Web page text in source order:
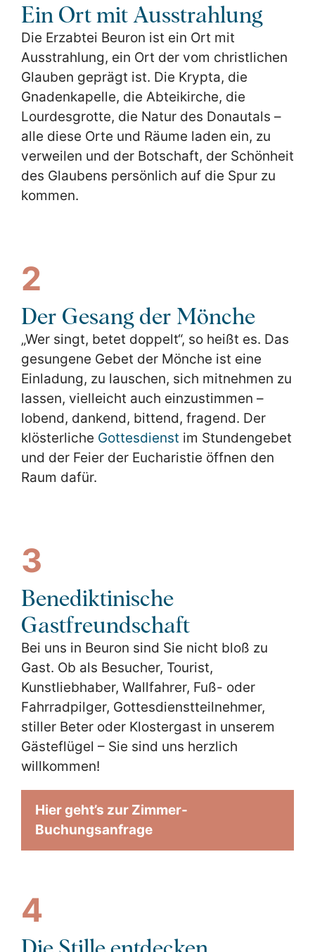
Ein Ort mit Ausstrahlung
Die Erzabtei Beuron ist ein Ort mit
Ausstrahlung, ein Ort der vom christlichen
Glauben geprägt ist. Die Krypta, die
Gnadenkapelle, die Abteikirche, die
Lourdesgrotte, die Natur des Donautals –
alle diese Orte und Räume laden ein, zu
verweilen und der Botschaft, der Schönheit
des Glaubens persönlich auf die Spur zu
kommen.
2
Der Gesang der Mönche
„Wer singt, betet doppelt“, so heißt es. Das
gesungene Gebet der Mönche ist eine
Einladung, zu lauschen, sich mitnehmen zu
lassen, vielleicht auch einzustimmen –
lobend, dankend, bittend, fragend. Der
klösterliche Gottesdienst im Stundengebet
und der Feier der Eucharistie öffnen den
Raum dafür.
3
Benediktinische
Gastfreundschaft
Bei uns in Beuron sind Sie nicht bloß zu
Gast. Ob als Besucher, Tourist,
Kunstliebhaber, Wallfahrer, Fuß- oder
Fahrradpilger, Gottesdienstteilnehmer,
stiller Beter oder Klostergast in unserem
Gästeflügel – Sie sind uns herzlich
willkommen!
Hier geht’s zur Zimmer-
Buchungsanfrage
4